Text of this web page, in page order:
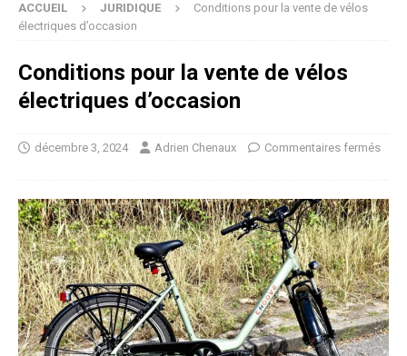
ACCUEIL JURIDIQUE
Conditions pour la vente de vélos
électriques d’occasion
Conditions pour la vente de vélos
électriques d’occasion
décembre 3, 2024 Adrien Chenaux Commentaires fermés